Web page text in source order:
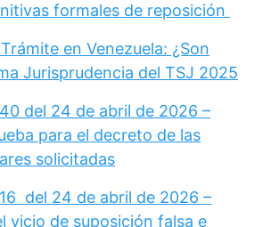
formales de reposición
en Venezuela: ¿Son
Jurisprudencia del TSJ 2025
del 24 de abril de 2026 –
para el decreto de las
solicitadas
del 24 de abril de 2026 –
vicio de suposición falsa e